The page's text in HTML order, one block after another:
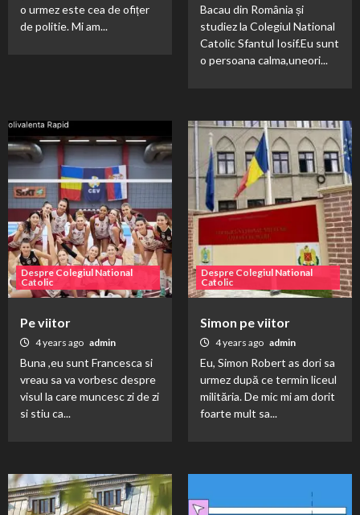
o urmez este cea de ofițer
de politie. Mi am...
Bacau din România și
studiez la Colegiul National
Catolic Sfantul Iosif.Eu sunt
o persoana calma,uneori...
Despre Colegiul National
Catolic
Pe viitor
4 years ago admin
Buna ,eu sunt Francesca si
vreau sa va vorbesc despre
visul la care muncesc zi de zi
si stiu ca...
Despre Colegiul National
Catolic
Simon pe viitor
4 years ago admin
Eu, Simon Robert as dori sa
urmez după ce termin liceul
milităria. De mic mi am dorit
foarte mult sa...